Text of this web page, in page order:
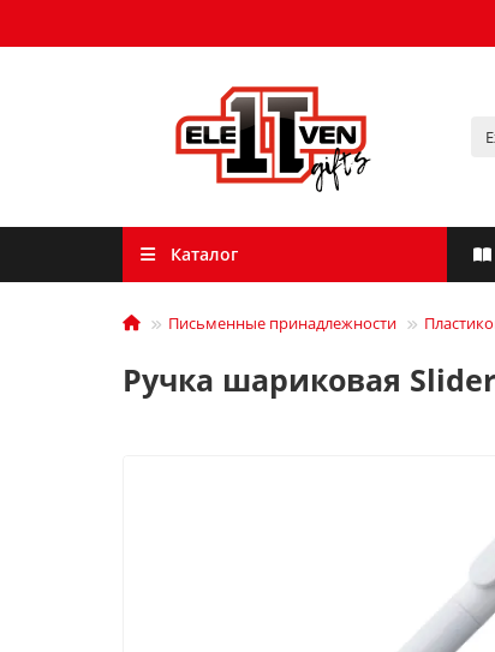
Каталог
Письменные принадлежности
Ручка шариковая